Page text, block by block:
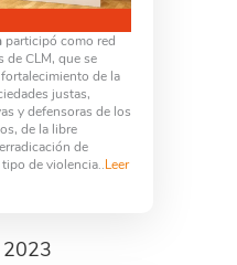
participó como red
de CLM, que se
de la
justas,
y defensoras de los
de la libre
de
de violencia..Leer
2023